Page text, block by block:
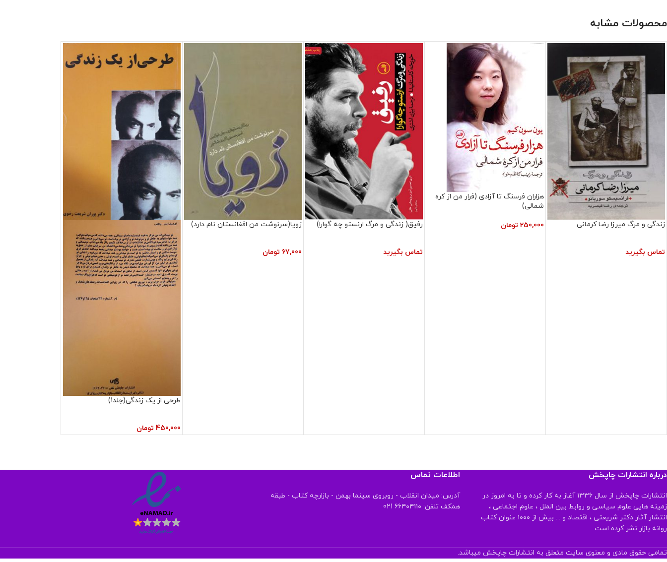
محصولات مشابه
زندگی و مرگ میرزا رضا کرمانی
تماس بگیرید
هزاران فرسنگ تا آزادی (فرار من از کره
شمالی)
250,000 تومان رفیق( زندگی و مرگ ارنستو چه گوارا)
تماس بگیرید
زویا(سرنوشت من افغانستان نام دارد)
67,000 تومان
طرحی از یک زندگی(جلد1)
450,000 تومان
درباره انتشارات چاپخش
انتشارات چاپخش از سال ۱۳۳۶ آغاز به کار کرده و تا به امروز در
زمینه هایی علوم سیاسی و روابط بین الملل ، علوم اجتماعی ،
انتشار آثار دکتر شریعتی ، اقتصاد و ... بیش از ۱۰۰۰ عنوان کتاب
روانه بازار نشر کرده است .
اطلاعات تماس
آدرس: میدان انقلاب - روبروی سینما بهمن - بازارچه کتاب - طبقه
همکف تلفن: ۶۶۴۰۴۱۱۰ 021
تمامی حقوق مادی و معنوی سایت متعلق به انتشارات چاپخش میباشد.